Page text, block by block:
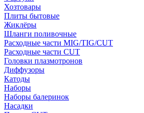
Хозтовары
Плиты бытовые
Жиклёры
Шланги поливочные
Расходные части MIG/TIG/CUT
Расходные части CUT
Головки плазмотронов
Диффузоры
Катоды
Наборы
Наборы балеринок
Насадки